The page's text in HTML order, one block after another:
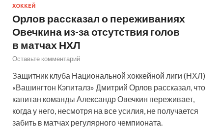
ХОККЕЙ
Орлов рассказал о переживаниях
Овечкина из-за отсутствия голов
в матчах НХЛ
Оставьте комментарий
Защитник клуба Национальной хоккейной лиги (НХЛ)
«Вашингтон Кэпиталз» Дмитрий Орлов рассказал, что
капитан команды Александр Овечкин переживает,
когда у него, несмотря на все усилия, не получается
забить в матчах регулярного чемпионата.